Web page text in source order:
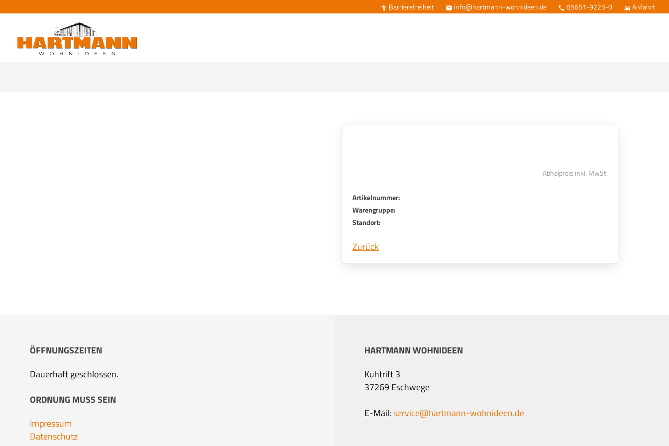
 Barrierefreiheit  info@hartmann-wohnideen.de  05651-9223-0  Anfahrt
Abholpreis inkl. MwSt.
Artikelnummer:
Warengruppe:
Standort:
Zurück
ÖFFNUNGSZEITEN
Dauerhaft geschlossen.
ORDNUNG MUSS SEIN
Impressum
Datenschutz
HARTMANN WOHNIDEEN
Kuhtrift 3
37269 Eschwege
E-Mail:service@hartmann-wohnideen.de